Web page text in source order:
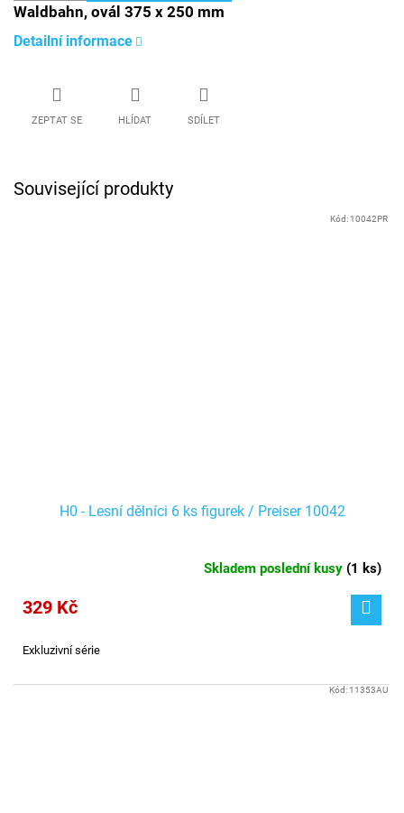
Waldbahn, ovál 375 x 250 mm
Detailní informace
ZEPTAT SE HLÍDAT SDÍLET
Související produkty
H0 - Lesní dělníci 6 ks figurek / Preiser 10042
Skladem poslední kusy (1 ks)
329 Kč
Exkluzivní série
Kód: 10042PR
Kód: 11353AU